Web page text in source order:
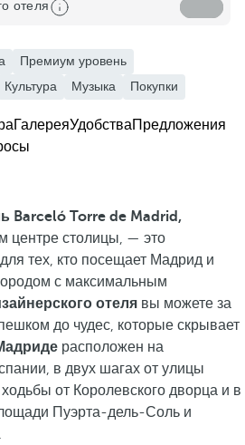
отеля
Премиум уровень
Культура Музыка Покупки
ГалереяУдобстваПредложения
Barceló Torre de Madrid,
центре столицы, — это
тех, кто посещает Мадрид и
с максимальным
отеля вы можете за
до чудес, которые скрывает
расположен на
в двух шагах от улицы
от Королевского дворца и в
Пуэрта-дель-Соль и